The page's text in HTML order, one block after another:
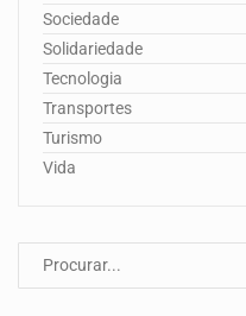
Sociedade
Solidariedade
Tecnologia
Transportes
Turismo
Vida